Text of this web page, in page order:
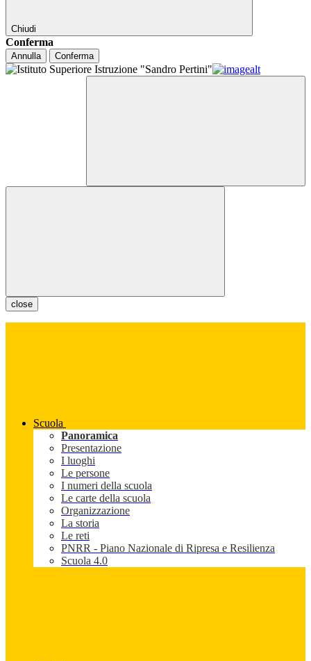
Chiudi
Conferma
Annulla Conferma
close
Scuola
Panoramica
Presentazione
I luoghi
Le persone
I numeri della scuola
Le carte della scuola
Organizzazione
La storia
Le reti
PNRR - Piano Nazionale di Ripresa e Resilienza
Scuola 4.0